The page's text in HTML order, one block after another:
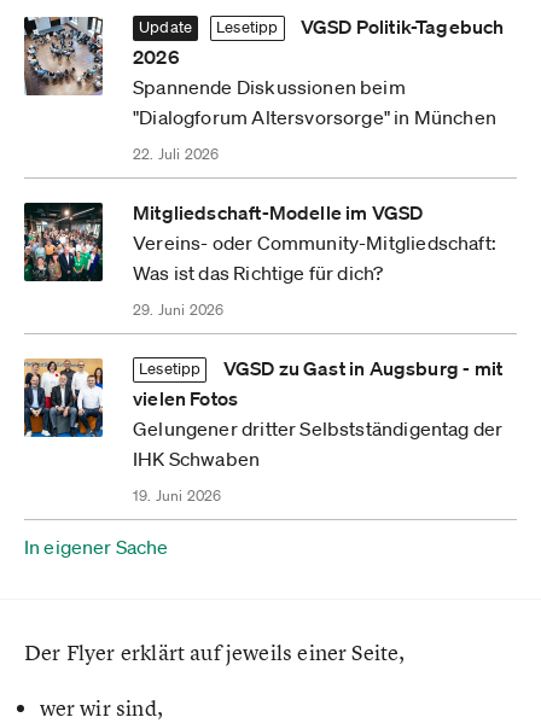
Update Lesetipp
VGSD Politik-Tagebuch
2026
Spannende Diskussionen beim
"Dialogforum Altersvorsorge" in München
22. Juli 2026
Mitgliedschaft-Modelle im VGSD
Vereins- oder Community-Mitgliedschaft:
Was ist das Richtige für dich?
29. Juni 2026
Lesetipp
VGSD zu Gast in Augsburg - mit
vielen Fotos
Gelungener dritter Selbstständigentag der
IHK Schwaben
19. Juni 2026
In eigener Sache
Der Flyer erklärt auf jeweils einer Seite,
wer wir sind,